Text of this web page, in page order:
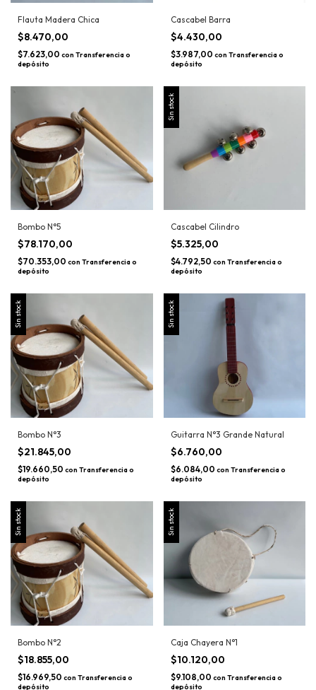
Flauta Madera Chica
$8.470,00
$7.623,00 con Transferencia o
depósito
Cascabel Barra
$4.430,00
$3.987,00 con Transferencia o
depósito
Bombo N°5
$78.170,00
$70.353,00 con Transferencia o
depósito
Sin stock
Cascabel Cilindro
$5.325,00
$4.792,50 con Transferencia o
depósito
Sin stock
Bombo N°3
$21.845,00
$19.660,50 con Transferencia o
depósito
Sin stock
Guitarra N°3 Grande Natural
$6.760,00
$6.084,00 con Transferencia o
depósito
Sin stock
Bombo N°2
$18.855,00
$16.969,50 con Transferencia o
depósito
Sin stock
Caja Chayera N°1
$10.120,00
$9.108,00 con Transferencia o
depósito